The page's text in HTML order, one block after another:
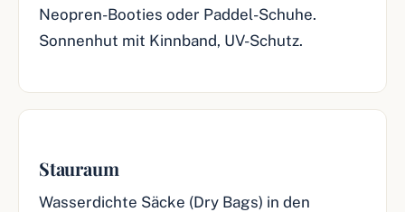
Neopren-Booties oder Paddel-Schuhe.
Sonnenhut mit Kinnband, UV-Schutz.
Stauraum
Wasserdichte Säcke (Dry Bags) in den